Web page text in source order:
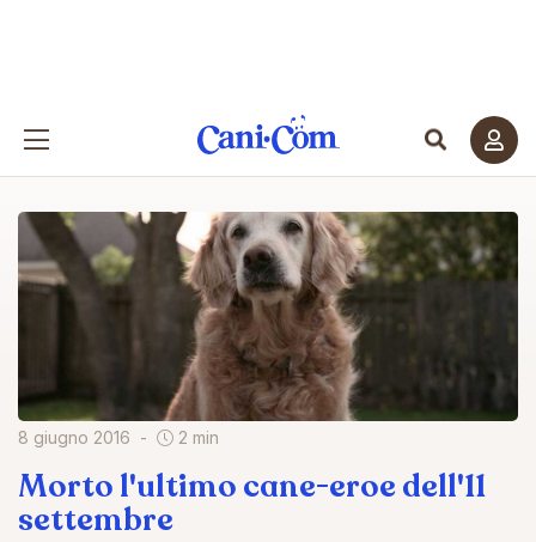
8 giugno 2016 2 min
Morto l'ultimo cane-eroe dell'11
settembre